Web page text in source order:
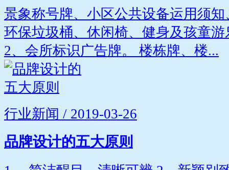
景象称号牌、小区公共设备运用须
环保垃圾桶、休闲椅、健身及孩童
2、会所标识广告牌。 楼栋牌、楼...
行业新闻 / 2019-03-26
品牌设计的五大原则